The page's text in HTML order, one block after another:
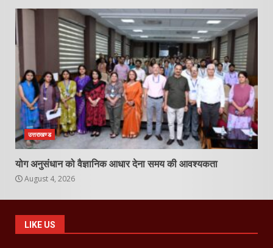
उत्तराखण्ड
योग अनुसंधान को वैज्ञानिक आधार देना समय की आवश्यकता
August 4, 2026
LIKE US